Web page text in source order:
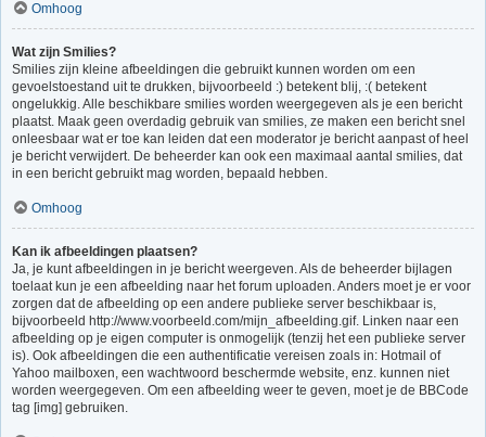
Omhoog
Wat zijn Smilies?
Smilies zijn kleine afbeeldingen die gebruikt kunnen worden om een
gevoelstoestand uit te drukken, bijvoorbeeld :) betekent blij, :( betekent
ongelukkig. Alle beschikbare smilies worden weergegeven als je een bericht
plaatst. Maak geen overdadig gebruik van smilies, ze maken een bericht snel
onleesbaar wat er toe kan leiden dat een moderator je bericht aanpast of heel
je bericht verwijdert. De beheerder kan ook een maximaal aantal smilies, dat
in een bericht gebruikt mag worden, bepaald hebben.
Omhoog
Kan ik afbeeldingen plaatsen?
Ja, je kunt afbeeldingen in je bericht weergeven. Als de beheerder bijlagen
toelaat kun je een afbeelding naar het forum uploaden. Anders moet je er voor
zorgen dat de afbeelding op een andere publieke server beschikbaar is,
bijvoorbeeld http://www.voorbeeld.com/mijn_afbeelding.gif. Linken naar een
afbeelding op je eigen computer is onmogelijk (tenzij het een publieke server
is). Ook afbeeldingen die een authentificatie vereisen zoals in: Hotmail of
Yahoo mailboxen, een wachtwoord beschermde website, enz. kunnen niet
worden weergegeven. Om een afbeelding weer te geven, moet je de BBCode
tag [img] gebruiken.